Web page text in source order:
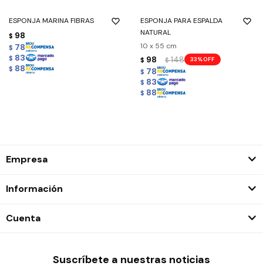
ESPONJA MARINA FIBRAS
$ 98
$ 78
$ 83
$ 88
ESPONJA PARA ESPALDA
NATURAL
10 x 55 cm
$ 98 $ 148 33
$ 78
$ 83
$ 88
Empresa
Información
Cuenta
Suscríbete a nuestras noticias